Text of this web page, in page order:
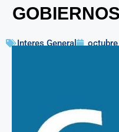
Interes General